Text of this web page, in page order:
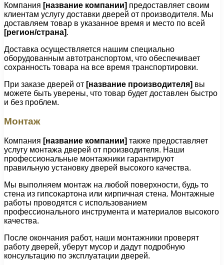
Компания [название компании] предоставляет своим
клиентам услугу доставки дверей от производителя. Мы
доставляем товар в указанное время и место по всей
[регион/страна].
Доставка осуществляется нашим специально
оборудованным автотранспортом, что обеспечивает
сохранность товара на все время транспортировки.
При заказе дверей от [название производителя] вы
можете быть уверены, что товар будет доставлен быстро
и без проблем.
Монтаж
Компания [название компании] также предоставляет
услугу монтажа дверей от производителя. Наши
профессиональные монтажники гарантируют
правильную установку дверей высокого качества.
Мы выполняем монтаж на любой поверхности, будь то
стена из гипсокартона или кирпичная стена. Монтажные
работы проводятся с использованием
профессионального инструмента и материалов высокого
качества.
После окончания работ, наши монтажники проверят
работу дверей, уберут мусор и дадут подробную
консультацию по эксплуатации дверей.